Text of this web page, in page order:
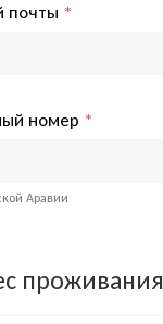
почты *
номер *
Аравии
проживания